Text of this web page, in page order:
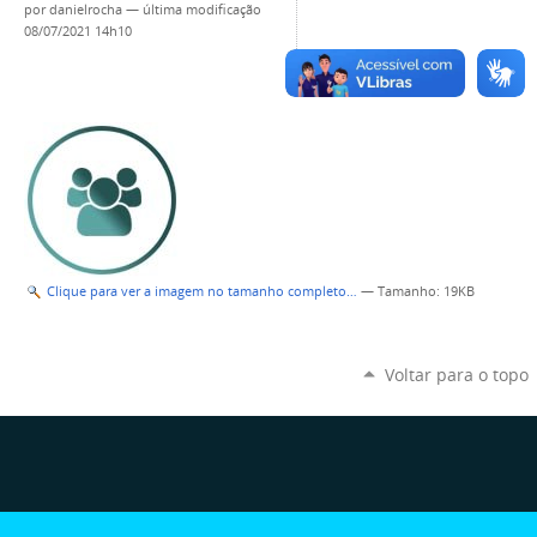
pordanielrocha — última modificação
08/07/2021 14h10
Clique para ver a imagem no tamanho completo… — Tamanho: 19KB
Voltar para o topo